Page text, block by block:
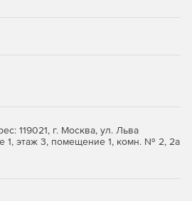
за ненужные ему элементы
централизованное
станций, требуется
управления Dr.Web Enterprise
119021, г. Москва, ул. Льва
1, этаж 3, помещение 1, комн. № 2, 2а